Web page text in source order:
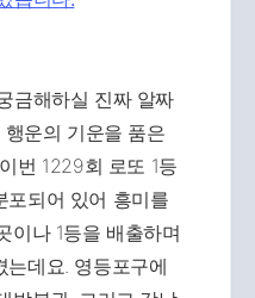
금해하실 진짜 알짜
운의 기운을 품은
번 1229회 로또 1등
포되어 있어 흥미를
이나 1등을 배출하며
는데요. 영등포구에